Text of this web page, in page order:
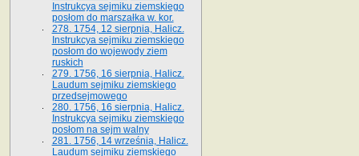
Instrukcya sejmiku ziemskiego
posłom do marszałka w. kor.
278. 1754, 12 sierpnia, Halicz.
Instrukcya sejmiku ziemskiego
posłom do wojewody ziem
ruskich
279. 1756, 16 sierpnia, Halicz.
Laudum sejmiku ziemskiego
przedsejmowego
280. 1756, 16 sierpnia, Halicz.
Instrukcya sejmiku ziemskiego
posłom na sejm walny
281. 1756, 14 września, Halicz.
Laudum sejmiku ziemskiego